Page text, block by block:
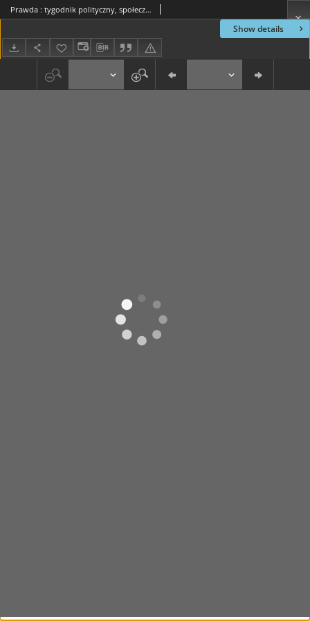
Show details
Prawda : tygodnik polityczny, społeczny i literacki, 1885, R. 5, nr 31